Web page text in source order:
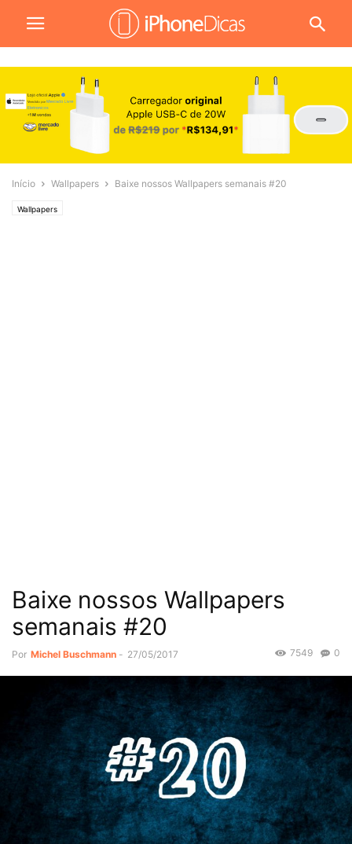
Início Wallpapers Baixe nossos Wallpapers semanais #20
Wallpapers
Baixe nossos Wallpapers
semanais #20
Por Michel Buschmann - 27/05/2017 0
7549